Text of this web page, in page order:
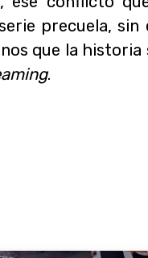
precuela,
que la historia
.